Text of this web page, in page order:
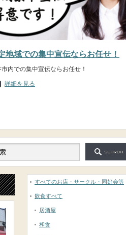
地域での集中宣伝ならお任せ！
内での集中宣伝ならお任せ！
詳細を見る
すべてのお店・サークル・同好会等
飲食すべて
居酒屋
和食